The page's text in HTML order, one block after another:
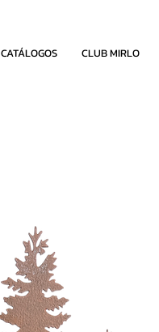
CATÁLOGOS CLUB MIRLO